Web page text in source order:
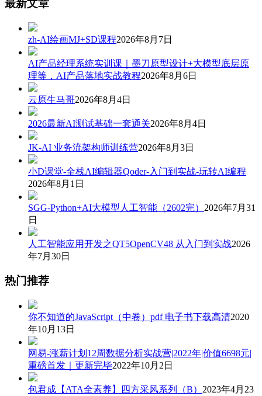
最新文章
zh-AI绘画MJ+SD课程2026年8月7日
AI产品经理系统实训课｜墨刀原型设计+大模型底层原
理等，AI产品落地实战教程2026年8月6日
云原生马哥2026年8月4日
2026最新AI测试基础一套通关2026年8月4日
JK-AI 业务流架构师训练营2026年8月3日
小D课堂-全栈AI编辑器Qoder-入门到实战-玩转AI编程
2026年8月1日
SGG-Python+AI大模型人工智能（2602完） 2026年7月31
日
人工智能应用开发之QT5OpenCV48 从入门到实战2026
年7月30日
热门推荐
你不知道的JavaScript（中卷）pdf 电子书下载高清2020
年10月13日
网易-涨薪计划12周数据分析实战营|2022年|价值6698元|
重磅首发｜更新完毕2022年10月2日
包君成【ATA全素养】四方采风系列（B） 2023年4月23